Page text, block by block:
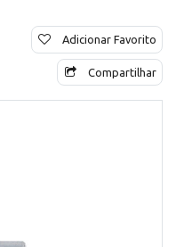
Adicionar Favorito
Compartilhar